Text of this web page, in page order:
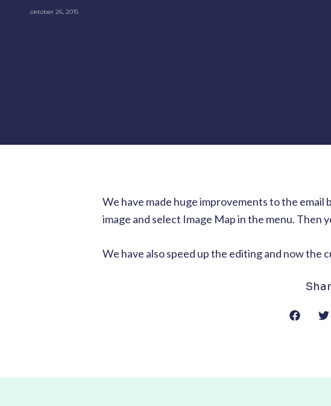
oktober 26, 2015
We have made huge improvements to the
image and select Image Map in the menu.
We have also speed up the editing and now the